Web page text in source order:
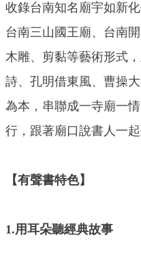
收錄台南知名廟宇如新
台南三山國王廟、台南
木雕、剪黏等藝術形式
詩、孔明借東風、曹操
為本，串聯成一寺廟一
行，跟著廟口說書人一起
【有聲書特色】
1.用耳朵聽經典故事